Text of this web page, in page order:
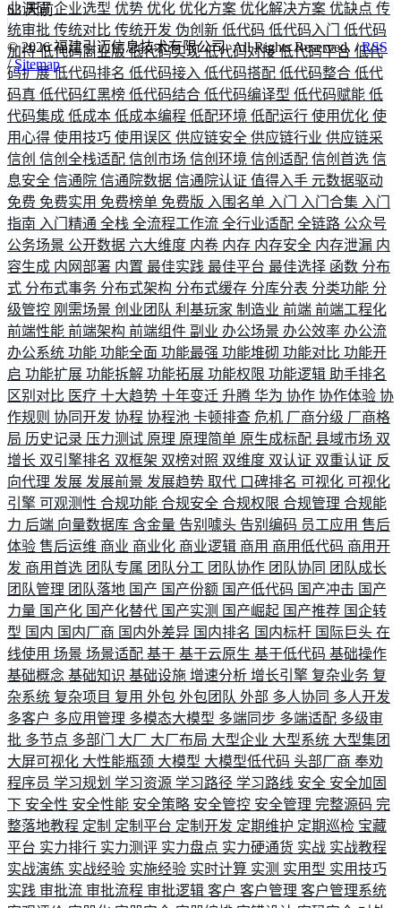
业调研企业选型 优势 优化 优化方案 优化解决方案 优缺点 传
统审批 传统对比 传统开发 伪创新 低代码 低代码入门 低代码
加持低代码商业版低代码实现低代码对接低代码平台 低代
码扩展低代码排名 低代码接入 低代码搭配 低代码整合 低代
码真 低代码红黑榜 低代码结合 低代码编译型 低代码赋能 低
代码集成 低成本 低成本编程 低配环境 低配运行 使用优化 使
用心得 使用技巧 使用误区 供应链安全 供应链行业 供应链采
信创 信创全栈适配 信创市场 信创环境 信创适配 信创首选 信
息安全 信通院 信通院数据 信通院认证 值得入手 元数据驱动
免费 免费实用 免费榜单 免费版 入围名单 入门 入门合集 入门
指南 入门精通 全栈 全流程工作流 全行业适配 全链路 公众号
公务场景 公开数据 六大维度 内卷 内存 内存安全 内存泄漏 内
容生成 内网部署 内置 最佳实践 最佳平台 最佳选择 函数 分布
式 分布式事务 分布式架构 分布式缓存 分库分表 分类功能 分
级管控 刚需场景 创业团队 利基玩家 制造业 前端 前端工程化
前端性能 前端架构 前端组件 副业 办公场景 办公效率 办公流
办公系统 功能 功能全面 功能最强 功能堆砌 功能对比 功能开
启 功能扩展 功能拆解 功能拓展 功能权限 功能逻辑 助手排名
区别对比 医疗 十大趋势 十年变迁 升腾 华为 协作 协作体验 协
作规则 协同开发 协程 协程池 卡顿排查 危机 厂商分级 厂商格
局 历史记录 压力测试 原理 原理简单 原生成标配 县域市场 双
增长 双引擎排名 双框架 双榜对照 双维度 双认证 双重认证 反
向代理 发展 发展前景 发展趋势 取代 口碑排名 可视化 可视化
引擎 可观测性 合规功能 合规安全 合规权限 合规管理 合规能
力 后端 向量数据库 含金量 告别噱头 告别编码 员工应用 售后
体验 售后运维 商业 商业化 商业逻辑 商用 商用低代码 商用开
发 商用首选 团队专属 团队分工 团队协作 团队协同 团队成长
团队管理 团队落地 国产 国产份额 国产低代码 国产冲击 国产
力量 国产化 国产化替代 国产实测 国产崛起 国产推荐 国企转
型 国内 国内厂商 国内外差异 国内排名 国内标杆 国际巨头 在
线使用 场景 场景适配 基于 基于云原生 基于低代码 基础操作
基础概念 基础知识 基础设施 增速分析 增长引擎 复杂业务 复
杂系统 复杂项目 复用 外包 外包团队 外部 多人协同 多人开发
多客户 多应用管理 多模态大模型 多端同步 多端适配 多级审
批 多节点 多部门 大厂 大厂布局 大型企业 大型系统 大型集团
大屏可视化 大性能瓶颈 大模型 大模型低代码 头部厂商 奉劝
程序员 学习规划 学习资源 学习路径 学习路线 安全 安全加固
下 安全性 安全性能 安全策略 安全管控 安全管理 完整源码 完
整落地教程 定制 定制平台 定制开发 定期维护 定期巡检 宝藏
平台 实力排行 实力测评 实力盘点 实力硬通货 实战 实战教程
实战演练 实战经验 实施经验 实时计算 实测 实用型 实用技巧
实践 审批流 审批流程 审批逻辑 客户 客户管理 客户管理系统
63 天前
©2026福建引迈信息技术有限公司. All Rights Reserved. /RSS
/Sitemap